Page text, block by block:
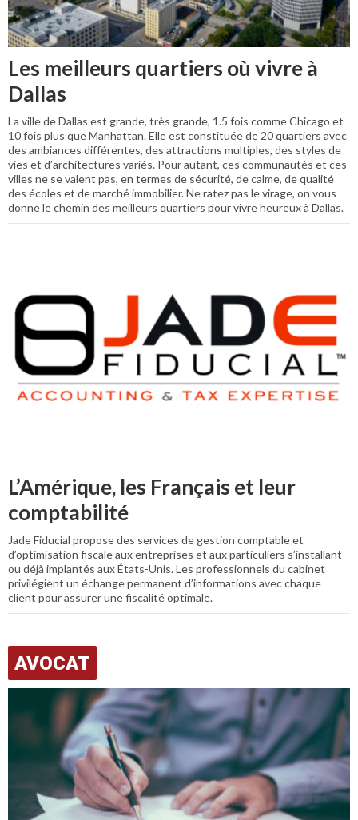
Les meilleurs quartiers où vivre à
Dallas
La ville de Dallas est grande, très grande, 1.5 fois comme Chicago et
10 fois plus que Manhattan. Elle est constituée de 20 quartiers avec
des ambiances différentes, des attractions multiples, des styles de
vies et d’architectures variés. Pour autant, ces communautés et ces
villes ne se valent pas, en termes de sécurité, de calme, de qualité
des écoles et de marché immobilier. Ne ratez pas le virage, on vous
donne le chemin des meilleurs quartiers pour vivre heureux à Dallas.
L’Amérique, les Français et leur
comptabilité
Jade Fiducial propose des services de gestion comptable et
d’optimisation fiscale aux entreprises et aux particuliers s’installant
ou déjà implantés aux États-Unis. Les professionnels du cabinet
privilégient un échange permanent d’informations avec chaque
client pour assurer une fiscalité optimale.
AVOCAT